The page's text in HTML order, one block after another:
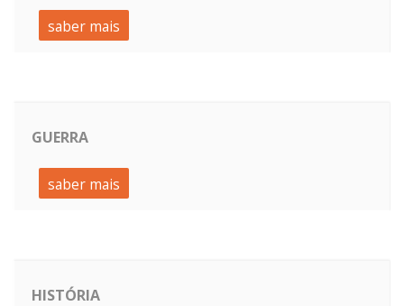
saber mais
GUERRA
saber mais
HISTÓRIA